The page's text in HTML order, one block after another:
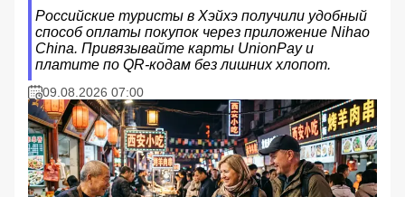
Российские туристы в Хэйхэ получили удобный
способ оплаты покупок через приложение Nihao
China. Привязывайте карты UnionPay и
платите по QR-кодам без лишних хлопот.
09.08.2026 07:00